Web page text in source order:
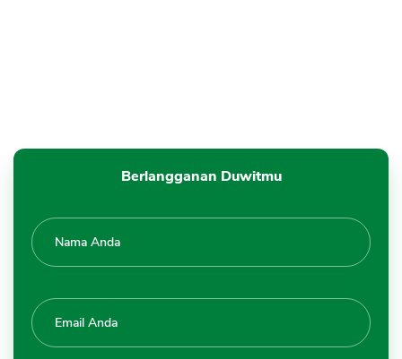
Berlangganan Duwitmu